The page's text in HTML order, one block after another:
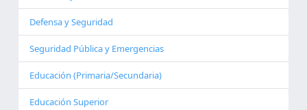
Defensa y Seguridad
Seguridad Pública y Emergencias
Educación (Primaria/Secundaria)
Educación Superior